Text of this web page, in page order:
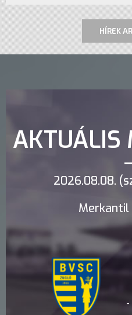
HÍREK
AKTUÁLIS
2026.08.08.
Merkantil
-